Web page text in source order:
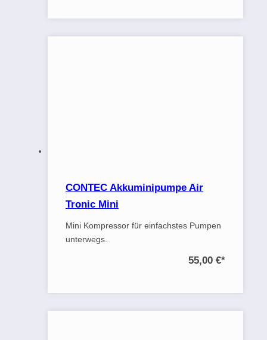
CONTEC Akkuminipumpe Air
Tronic Mini
Mini Kompressor für einfachstes Pumpen
unterwegs.
55,00 €*